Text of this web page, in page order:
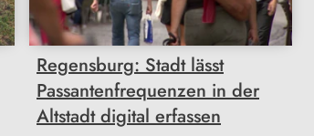
Regensburg: Stadt lässt
Passantenfrequenzen in der
Altstadt digital erfassen